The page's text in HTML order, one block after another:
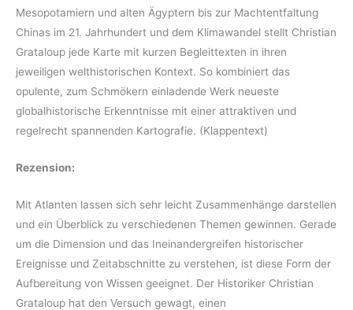
Mesopotamiern und alten Ägyptern bis zur Machtentfaltung
Chinas im 21. Jahrhundert und dem Klimawandel stellt Christian
Grataloup jede Karte mit kurzen Begleittexten in ihren
jeweiligen welthistorischen Kontext. So kombiniert das
opulente, zum Schmökern einladende Werk neueste
globalhistorische Erkenntnisse mit einer attraktiven und
regelrecht spannenden Kartografie. (Klappentext)
Rezension:
Mit Atlanten lassen sich sehr leicht Zusammenhänge darstellen
und ein Überblick zu verschiedenen Themen gewinnen. Gerade
um die Dimension und das Ineinandergreifen historischer
Ereignisse und Zeitabschnitte zu verstehen, ist diese Form der
Aufbereitung von Wissen geeignet. Der Historiker Christian
Grataloup hat den Versuch gewagt, einen